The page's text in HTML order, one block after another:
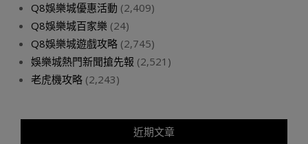
Q8娛樂城優惠活動 (2,409)
Q8娛樂城百家樂 (24)
Q8娛樂城遊戲攻略 (2,745)
娛樂城熱門新聞搶先報 (2,521)
老虎機攻略 (2,243)
近期文章